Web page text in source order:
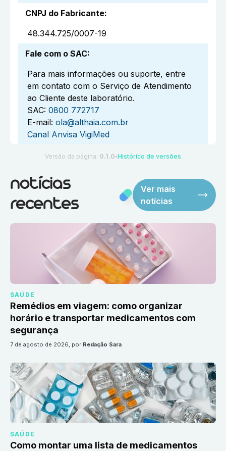
CNPJ do Fabricante:
48.344.725/0007-19
Fale com o SAC:
Para mais informações ou suporte, entre
em contato com o Serviço de Atendimento
ao Cliente deste laboratório.
SAC: 0800 772717
E-mail: ola@althaia.com.br
Canal Anvisa VigiMed
Versão da página: 0.1.0 ●Histórico de versões
notícias
recentes
Ver mais
notícias
SAÚDE
Remédios em viagem: como organizar
horário e transportar medicamentos com
segurança
7 de agosto de 2026, por Redação Sara
SAÚDE
Como montar uma lista de medicamentos